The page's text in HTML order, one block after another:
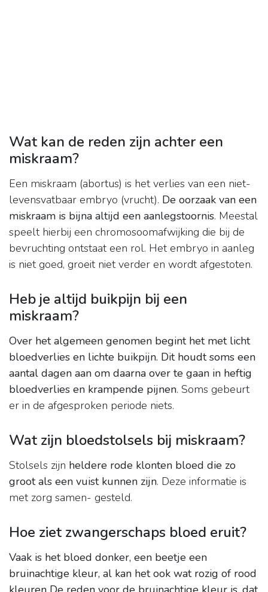
Wat kan de reden zijn achter een
miskraam?
Een miskraam (abortus) is het verlies van een niet-
levensvatbaar embryo (vrucht). De oorzaak van een
miskraam is bijna altijd een aanlegstoornis. Meestal
speelt hierbij een chromosoomafwijking die bij de
bevruchting ontstaat een rol. Het embryo in aanleg
is niet goed, groeit niet verder en wordt afgestoten.
Heb je altijd buikpijn bij een
miskraam?
Over het algemeen genomen begint het met licht
bloedverlies en lichte buikpijn. Dit houdt soms een
aantal dagen aan om daarna over te gaan in heftig
bloedverlies en krampende pijnen. Soms gebeurt
er in de afgesproken periode niets.
Wat zijn bloedstolsels bij miskraam?
Stolsels zijn heldere rode klonten bloed die zo
groot als een vuist kunnen zijn. Deze informatie is
met zorg samen- gesteld.
Hoe ziet zwangerschaps bloed eruit?
Vaak is het bloed donker, een beetje een
bruinachtige kleur, al kan het ook wat rozig of rood